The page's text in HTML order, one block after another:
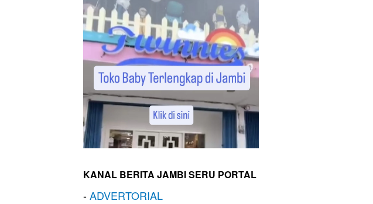
KANAL BERITA JAMBI SERU PORTAL
-ADVERTORIAL